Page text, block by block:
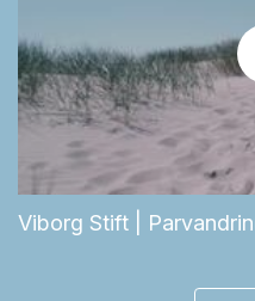
Viborg Stift |